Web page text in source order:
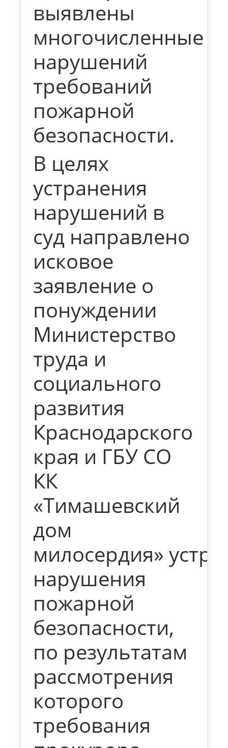
выявлены
многочисленные
нарушений
требований
пожарной
безопасности.
В целях
устранения
нарушений в
суд направлено
исковое
заявление о
понуждении
Министерство
труда и
социального
развития
Краснодарского
края и ГБУ СО
КК
«Тимашевский
дом
милосердия»
нарушения
пожарной
безопасности,
по результатам
рассмотрения
которого
требования